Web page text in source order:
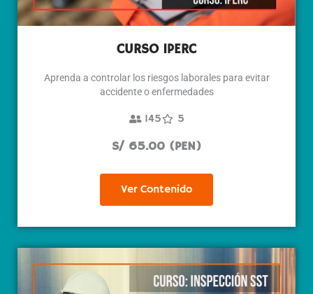
CURSO IPERC
Aprenda a controlar los riesgos laborales para evitar
accidente o enfermedades
145 5
S/ 65.00 (PEN)
Ver Contenido